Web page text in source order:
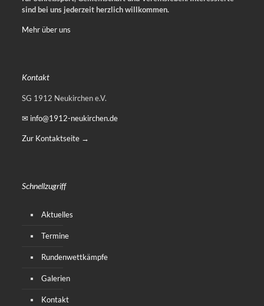
sind bei uns jederzeit herzlich willkommen.
Mehr über uns
Kontakt
SG 1912 Neukirchen e.V.
✉ info@1912-neukirchen.de
Zur Kontaktseite →
Schnellzugriff
Aktuelles
Termine
Rundenwettkämpfe
Galerien
Kontakt